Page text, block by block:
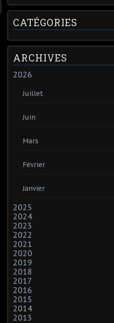
CATÉGORIES
ARCHIVES
2026
Juillet
Juin
Mars
Février
Janvier
2025
2024
2023
2022
2021
2020
2019
2018
2017
2016
2015
2014
2013